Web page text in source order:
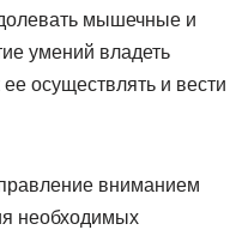
мышечные и
умений владеть
осуществлять и вести
вниманием
необходимых